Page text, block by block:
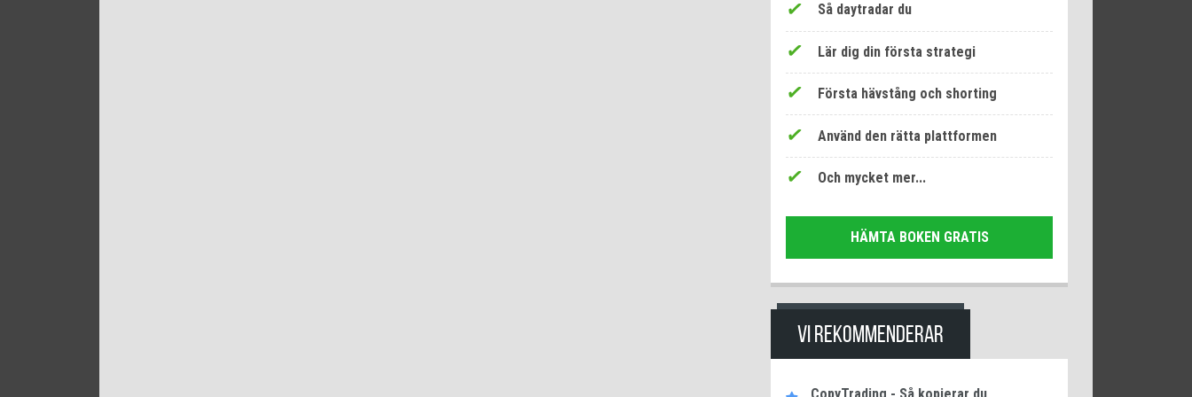
Så daytradar du
Lär dig din första strategi
Första hävstång och shorting
Använd den rätta plattformen
Och mycket mer...
HÄMTA BOKEN GRATIS
VI REKOMMENDERAR